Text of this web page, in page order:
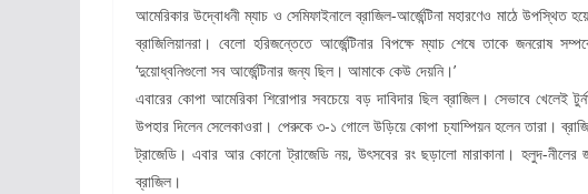
আমেরিকার উদ্বোধনী ম্যাচ ও সেমিফাইনালে ব্রাজিল-আর্জেন্টিনা মহারণেও মাঠে উপস্থিত
ব্রাজিলিয়ানরা। বেলো হরিজন্তেতে আর্জেন্টিনার বিপক্ষে ম্যাচ শেষে তাকে জনরোষ
‘দুয়োধ্বনিগুলো সব আর্জেন্টিনার জন্য ছিল। আমাকে কেউ দেয়নি।’
এবারের কোপা আমেরিকা শিরোপার সবচেয়ে বড় দাবিদার ছিল ব্রাজিল। সেভাবে খেলেই
উপহার দিলেন সেলেকাওরা। পেরুকে ৩-১ গোলে উড়িয়ে কোপা চ্যাম্পিয়ন হলেন তারা।
ট্রাজেডি। এবার আর কোনো ট্রাজেডি নয়, উৎসবের রং ছড়ালো মারাকানা। হলুদ-
ব্রাজিল।